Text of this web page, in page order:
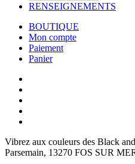
RENSEIGNEMENTS
BOUTIQUE
Mon compte
Paiement
Panier
Vibrez aux couleurs des Black
Parsemain, 13270 FOS SUR